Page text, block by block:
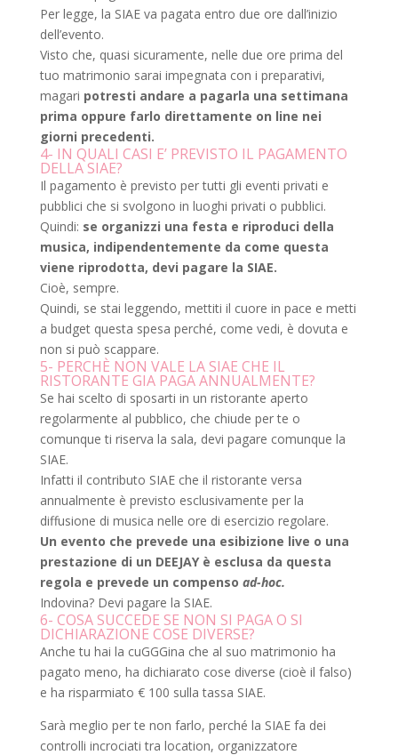
Per legge, la SIAE va pagata entro due ore dall’inizio
dell’evento.
Visto che, quasi sicuramente, nelle due ore prima del
tuo matrimonio sarai impegnata con i preparativi,
magari potresti andare a pagarla una settimana
prima oppure farlo direttamente on line nei
giorni precedenti.
4- IN QUALI CASI E’ PREVISTO IL PAGAMENTO
DELLA SIAE?
Il pagamento è previsto per tutti gli eventi privati e
pubblici che si svolgono in luoghi privati o pubblici.
Quindi: se organizzi una festa e riproduci della
musica, indipendentemente da come questa
viene riprodotta, devi pagare la SIAE.
Cioè, sempre.
Quindi, se stai leggendo, mettiti il cuore in pace e metti
a budget questa spesa perché, come vedi, è dovuta e
non si può scappare.
5- PERCHÈ NON VALE LA SIAE CHE IL
RISTORANTE GIA PAGA ANNUALMENTE?
Se hai scelto di sposarti in un ristorante aperto
regolarmente al pubblico, che chiude per te o
comunque ti riserva la sala, devi pagare comunque la
SIAE.
Infatti il contributo SIAE che il ristorante versa
annualmente è previsto esclusivamente per la
diffusione di musica nelle ore di esercizio regolare.
Un evento che prevede una esibizione live o una
prestazione di un DEEJAY è esclusa da questa
regola e prevede un compenso ad-hoc.
Indovina? Devi pagare la SIAE.
6- COSA SUCCEDE SE NON SI PAGA O SI
DICHIARAZIONE COSE DIVERSE?
Anche tu hai la cuGGGina che al suo matrimonio ha
pagato meno, ha dichiarato cose diverse (cioè il falso)
e ha risparmiato € 100 sulla tassa SIAE.
Sarà meglio per te non farlo, perché la SIAE fa dei
controlli incrociati tra location, organizzatore